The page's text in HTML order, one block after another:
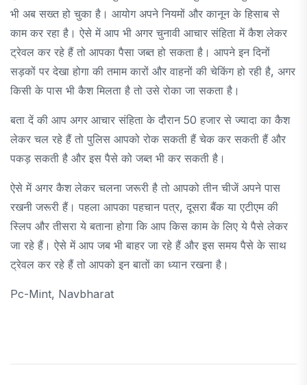
भी अब सख्त हो चुका है। आयोग अपने नियमों और कानून के हिसाब से
काम कर रहा है। ऐसे में आप भी अगर चुनावी आचार संहिता में कैश लेकर
ट्रेवल कर रहे हैं तो आपका पैसा जब्त हो सकता है। आपने इन दिनों
सड़कों पर देखा होगा की तमाम कारों और वाहनों की चेकिंग हो रही है, अगर
किसी के पास भी कैश मिलता है तो उसे रोका जा सकता है।
बता दें की आप अगर आचार संहिता के दौरान 50 हजार से ज्यादा का कैश
लेकर चल रहे हैं तो पुलिस आपको रोक सकती हैं चेक कर सकती हैं और
पकड़ सकती है और इस पैसे को जब्त भी कर सकती है।
ऐसे में अगर कैश लेकर चलना जरूरी है तो आपको तीन चीजें अपने पास
रखनी जरूरी हैं। पहला आपका पहचान पत्र, दूसरा बैंक या एटीएम की
स्लिप और तीसरा ये बताना होगा कि आप किस काम के लिए ये पैसे लेकर
जा रहे हैं। ऐसे में आप जब भी बाहर जा रहे हैं और इस समय पैसे के साथ
ट्रेवल कर रहे हैं तो आपको इन बातों का ध्यान रखना है।
Pc-Mint, Navbharat